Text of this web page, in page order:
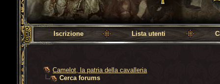
Iscrizione Lista utenti
Camelot, la patria della cavalleria
Cerca forums